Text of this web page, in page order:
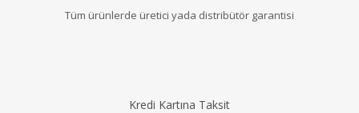
Tüm ürünlerde üretici yada distribütör garantisi
Kredi Kartına Taksit